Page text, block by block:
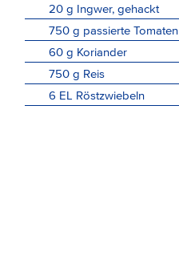
20 g Ingwer, gehackt
750 g passierte Tomaten
60 g Koriander
750 g Reis
6 EL Röstzwiebeln